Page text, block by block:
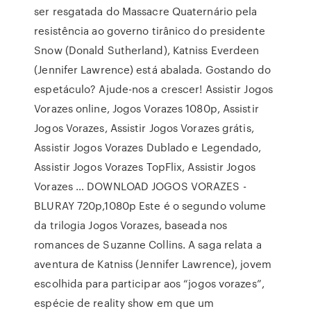
ser resgatada do Massacre Quaternário pela
resistência ao governo tirânico do presidente
Snow (Donald Sutherland), Katniss Everdeen
(Jennifer Lawrence) está abalada. Gostando do
espetáculo? Ajude-nos a crescer! Assistir Jogos
Vorazes online, Jogos Vorazes 1080p, Assistir
Jogos Vorazes, Assistir Jogos Vorazes grátis,
Assistir Jogos Vorazes Dublado e Legendado,
Assistir Jogos Vorazes TopFlix, Assistir Jogos
Vorazes … DOWNLOAD JOGOS VORAZES -
BLURAY 720p,1080p Este é o segundo volume
da trilogia Jogos Vorazes, baseada nos
romances de Suzanne Collins. A saga relata a
aventura de Katniss (Jennifer Lawrence), jovem
escolhida para participar aos “jogos vorazes”,
espécie de reality show em que um